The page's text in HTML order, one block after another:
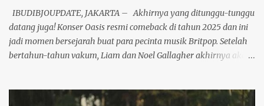
lewat platform digital, ini kesempatan emas buat lihat mereka
live di atas panggung! Tiket? Te...
IBUDIBJOUPDATE, JAKARTA – Akhirnya yang ditunggu-tunggu
datang juga! Konser Oasis resmi comeback di tahun 2025 dan ini
jadi momen bersejarah buat para pecinta musik Britpop. Setelah
bertahun-tahun vakum, Liam dan Noel Gallagher akhirnya akan
performance mereka, pasti bakal pecah banget! Nah, kabar